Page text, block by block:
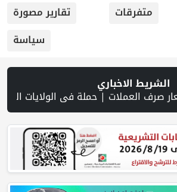
متفرقات
تقارير مصورة
سياسة
الشريط الاخباري
المتحدة تدعو الأطباء